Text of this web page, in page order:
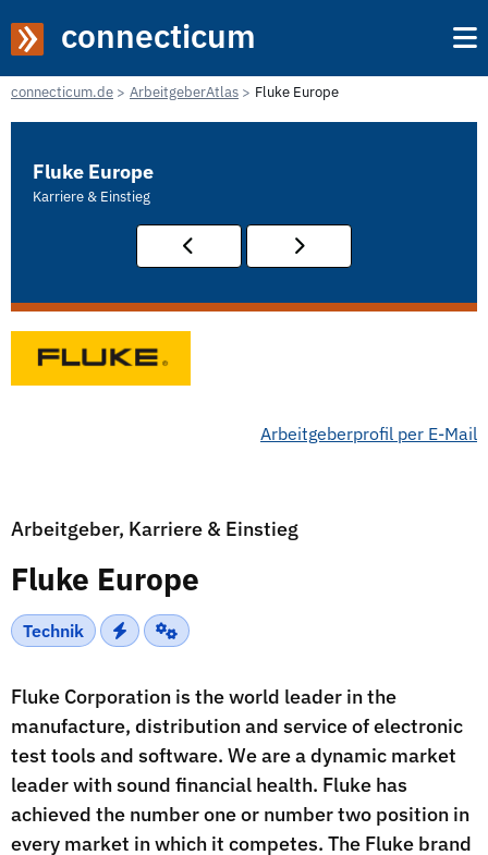
connecticum
connecticum.de ArbeitgeberAtlas Fluke Europe
Fluke Europe
Karriere & Einstieg
Arbeitgeberprofil per E-Mail
Arbeitgeber, Karriere & Einstieg
Fluke Europe
Technik
Fluke Corporation is the world leader in the
manufacture, distribution and service of electronic
test tools and software. We are a dynamic market
leader with sound financial health. Fluke has
achieved the number one or number two position in
every market in which it competes. The Fluke brand